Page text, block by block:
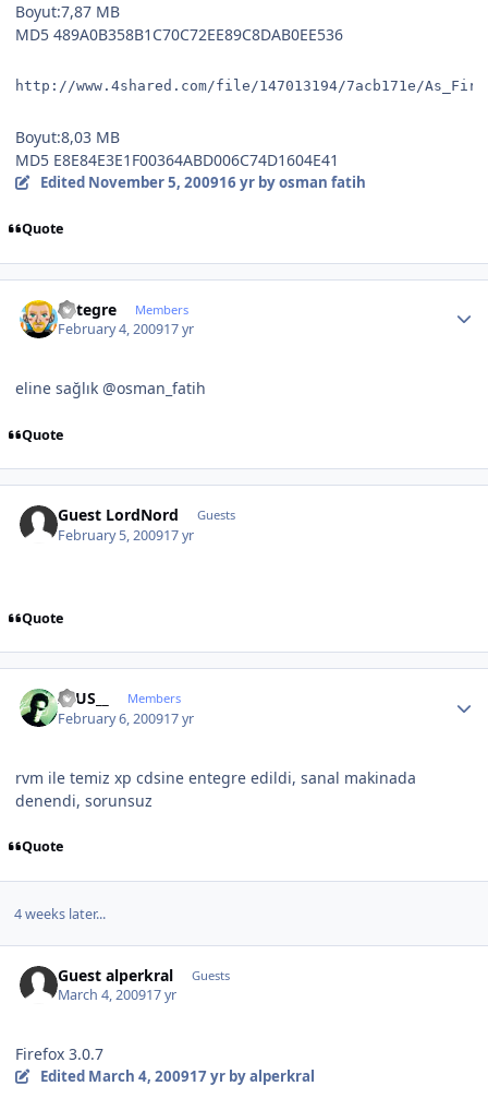
Boyut:7,87 MB
MD5 489A0B358B1C70C72EE89C8DAB0EE536
http://www.4shared.com/file/147013194/7acb171e/
Boyut:8,03 MB
MD5 E8E84E3E1F00364ABD006C74D1604E41
Edited November 5, 200916 yrby osman fatih
Quote
entegre Members
February 4, 200917 yr
eline sağlık @osman_fatih
Quote
Guest LordNord Guests
February 5, 200917 yr
Quote
ZEUS__ Members
February 6, 200917 yr
rvm ile temiz xp cdsine entegre edildi, sanal makinada
denendi, sorunsuz
Quote
4 weeks later...
Guest alperkral Guests
March 4, 200917 yr
Firefox 3.0.7
Edited March 4, 200917 yrby alperkral